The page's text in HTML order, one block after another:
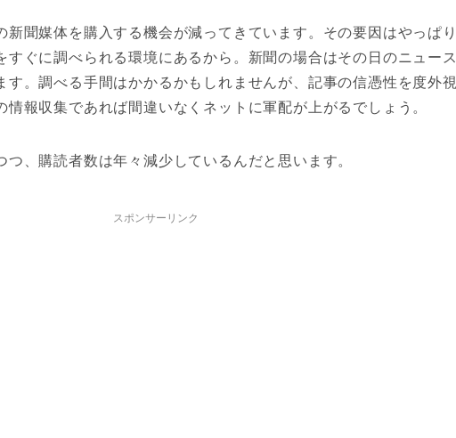
新聞媒体を購入する機会が減ってきています。その要因はやっぱり
すぐに調べられる環境にあるから。新聞の場合はその日のニュース
す。調べる手間はかかるかもしれませんが、記事の信憑性を度外視
情報収集であれば間違いなくネットに軍配が上がるでしょう。
つ、購読者数は年々減少しているんだと思います。
スポンサーリンク